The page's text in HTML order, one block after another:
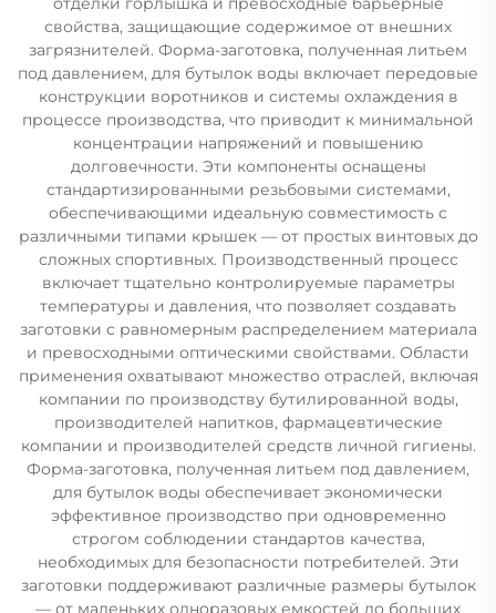
свойства, защищающие содержимое от внешних
загрязнителей. Форма-заготовка, полученная литьем
под давлением, для бутылок воды включает передовые
конструкции воротников и системы охлаждения в
процессе производства, что приводит к минимальной
концентрации напряжений и повышению
долговечности. Эти компоненты оснащены
стандартизированными резьбовыми системами,
обеспечивающими идеальную совместимость с
различными типами крышек — от простых винтовых до
сложных спортивных. Производственный процесс
включает тщательно контролируемые параметры
температуры и давления, что позволяет создавать
заготовки с равномерным распределением материала
и превосходными оптическими свойствами. Области
применения охватывают множество отраслей, включая
компании по производству бутилированной воды,
производителей напитков, фармацевтические
компании и производителей средств личной гигиены.
Форма-заготовка, полученная литьем под давлением,
для бутылок воды обеспечивает экономически
эффективное производство при одновременно
строгом соблюдении стандартов качества,
необходимых для безопасности потребителей. Эти
заготовки поддерживают различные размеры бутылок
— от маленьких одноразовых емкостей до больших